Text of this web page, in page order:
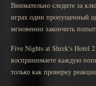
Внимательно следите за
играх один пропущенный
мгновенно закончить
Five Nights at Shrek's Hotel
воспринимаете каждую
только как проверку